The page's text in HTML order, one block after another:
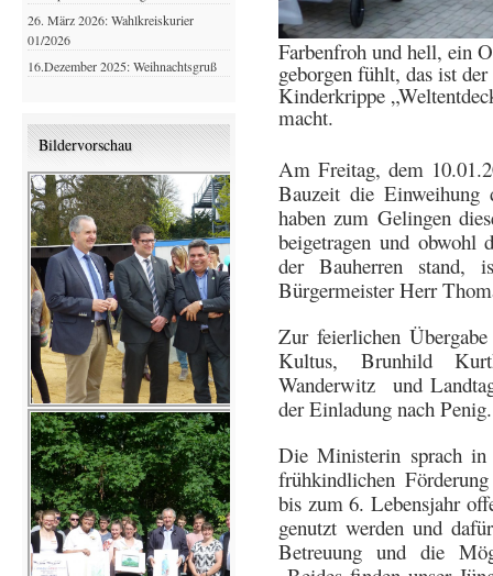
Farbenfroh und hell, ein
geborgen fühlt, das ist
Kinderkrippe
macht.
Am Freitag, dem
Bauzeit die Einweihung
haben zum Gelingen
beigetragen und
der Bauherren stand,
Bürgermeister Herr
Zur feierlichen
Kultus, Brunhild
Wanderwitz
und
der Einladung nach Penig.
Die Ministerin sprach
frühkindlichen
bis zum 6. Lebensjahr
genutzt werden und
Betreuung und die
26. März 2026: Wahlkreiskurier
01/2026
16.Dezember 2025: Weihnachtsgruß
Bildervorschau